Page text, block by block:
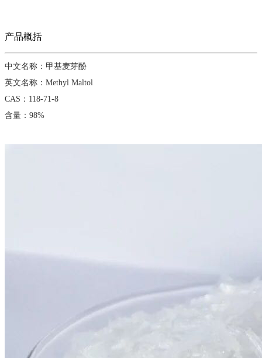
产品概括
中文名称：甲基麦芽酚
英文名称：Methyl Maltol
CAS：118-71-8
含量：98%